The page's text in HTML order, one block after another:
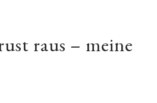
raus – meine